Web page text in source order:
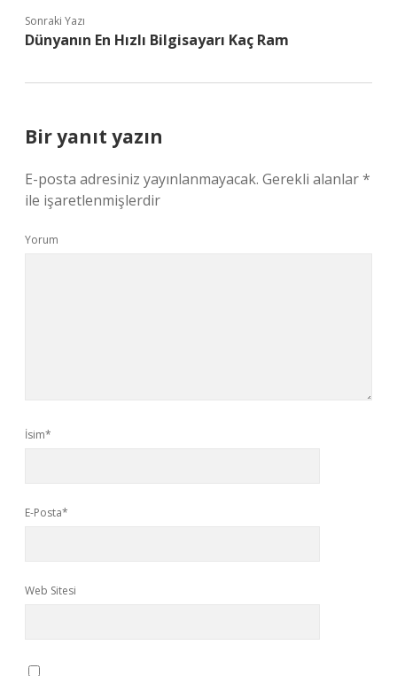
Sonraki Yazı
Dünyanın En Hızlı Bilgisayarı Kaç Ram
Bir yanıt yazın
E-posta adresiniz yayınlanmayacak. Gerekli alanlar*
ile işaretlenmişlerdir
Yorum
İsim*
E-Posta*
Web Sitesi